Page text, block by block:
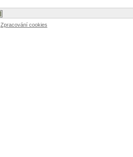
Zpracování cookies